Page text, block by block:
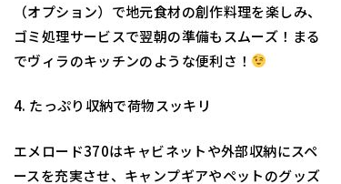
（オプション）で地元食材の創作料理を楽しみ、
ゴミ処理サービスで翌朝の準備もスムーズ！まる
でヴィラのキッチンのような便利さ！
4. たっぷり収納で荷物スッキリ
エメロード370はキャビネットや外部収納にスペ
ースを充実させ、キャンプギアやペットのグッズ